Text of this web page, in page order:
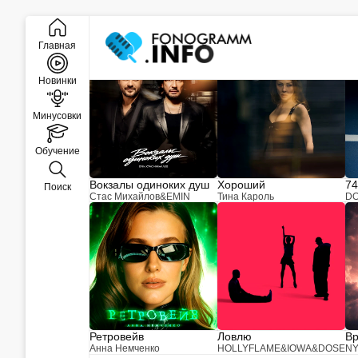
Главная
Новинки
Минусовки
Обучение
Поиск
Закрыть
Новинки музыки
Вокзалы одиноких душ
Стас Михайлов&EMIN
Хороший
Тина Кароль
Ретровейв
Анна Немченко
Ловлю
HOLLYFLAME& IOWA&DOSE